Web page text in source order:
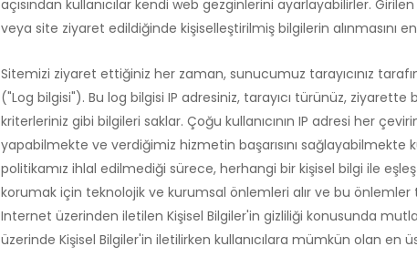
açısından kullanıcılar kendi web gezginlerini ayarlayabilirler.
veya site ziyaret edildiğinde kişiselleştirilmiş bilgilerin alınmasını
Sitemizi ziyaret ettiğiniz her zaman, sunucumuz tarayıcınız
("Log bilgisi"). Bu log bilgisi IP adresiniz, tarayıcı türünüz,
kriterleriniz gibi bilgileri saklar. Çoğu kullanıcının IP adresi her
yapabilmekte ve verdiğimiz hizmetin başarısını sağlayabilmekte
politikamız ihlal edilmediği sürece, herhangi bir kişisel bilgi ile
korumak için teknolojik ve kurumsal önlemleri alır ve bu
Internet üzerinden iletilen Kişisel Bilgiler'in gizliliği konusunda
üzerinde Kişisel Bilgiler'in iletilirken kullanıcılara mümkün olan en